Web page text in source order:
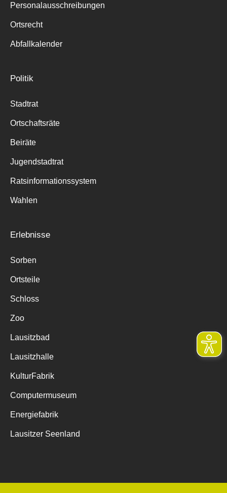
Personalausschreibungen
Ortsrecht
Abfallkalender
Politik
Stadtrat
Ortschaftsräte
Beiräte
Jugendstadtrat
Ratsinformationssystem
Wahlen
Erlebnisse
Sorben
Ortsteile
Schloss
Zoo
Lausitzbad
Lausitzhalle
KulturFabrik
Computermuseum
Energiefabrik
Lausitzer Seenland